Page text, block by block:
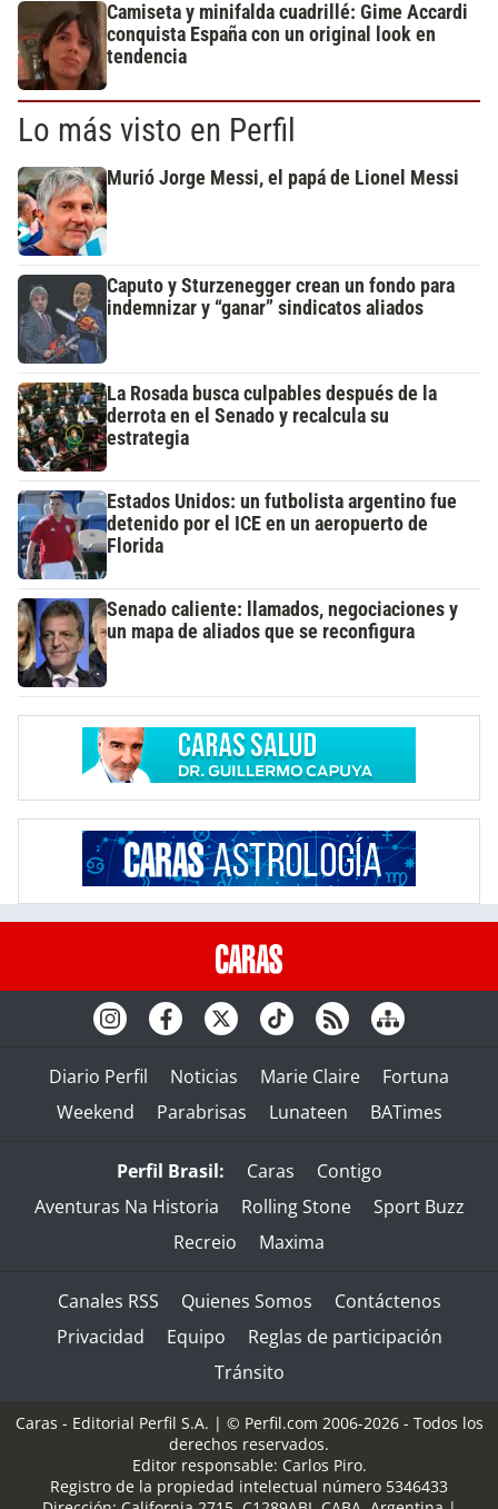
Camiseta y minifalda cuadrillé: Gime Accardi
conquista España con un original look en
tendencia
Lo más visto en Perfil
Murió Jorge Messi, el papá de Lionel Messi
Caputo y Sturzenegger crean un fondo para
indemnizar y “ganar” sindicatos aliados
La Rosada busca culpables después de la
derrota en el Senado y recalcula su
estrategia
Estados Unidos: un futbolista argentino fue
detenido por el ICE en un aeropuerto de
Florida
Senado caliente: llamados, negociaciones y
un mapa de aliados que se reconfigura
Diario Perfil Noticias Marie Claire
Fortuna
Weekend
Parabrisas Lunateen BATimes
Perfil Brasil: Caras
Contigo
Aventuras Na Historia
Rolling Stone
Sport Buzz
Recreio
Maxima
Canales RSS Quienes Somos
Contáctenos
Privacidad
Equipo
Reglas de participación
Tránsito
Caras - Editorial Perfil S.A. | © Perfil.com 2006-2026 - Todos los
derechos reservados.
Editor responsable: Carlos Piro.
Registro de la propiedad intelectual número 5346433